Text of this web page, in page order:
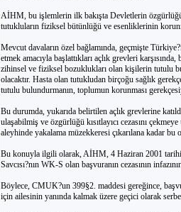
AİHM, bu işlemlerin ilk bakışta Devletlerin özgürlüğü
tutukluların fiziksel bütünlüğü ve esenliklerinin
Mevcut davaların özel bağlamında, geçmişte
etmek amacıyla başlattıkları açlık grevleri
zihinsel ve fiziksel bozuklukları olan kişilerin tutulu
olacaktır. Hasta olan tutukludan birçoğu sağlık
tutulu bulundurmanın, toplumun korunması
Bu durumda, yukarıda belirtilen açlık grevlerine
ulaşabilmiş ve özgürlüğü kısıtlayıcı cezasını
aleyhinde yakalama müzekkeresi çıkarılana kadar bu
Bu konuyla ilgili olarak, AİHM, 4 Haziran 2001
Savcısı?nın WK-S olan başvuranın cezasının
Böylece, CMUK?un 399§2. maddesi gereğince,
için ailesinin yanında kalmak üzere geçici olarak